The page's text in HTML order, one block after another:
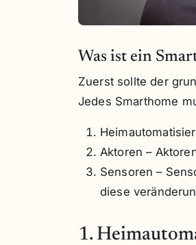
Was ist ein
Zuerst sollte der
Jedes Smarthome
Aktoren –
Sensoren –
diese
1.